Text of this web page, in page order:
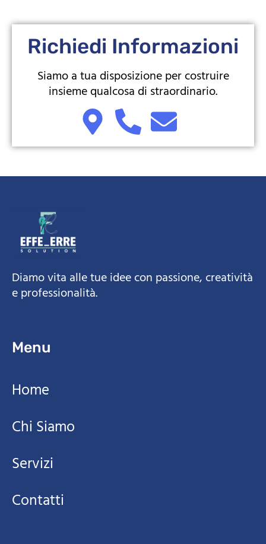
Richiedi Informazioni
Siamo a tua disposizione per costruire
insieme qualcosa di straordinario.
Diamo vita alle tue idee con passione, creatività
e professionalità.
Menu
Home
Chi Siamo
Servizi
Contatti